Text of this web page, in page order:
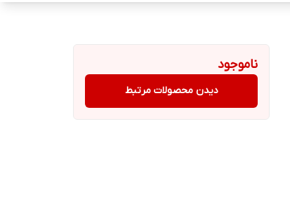
ناموجود
دیدن محصولات مرتبط